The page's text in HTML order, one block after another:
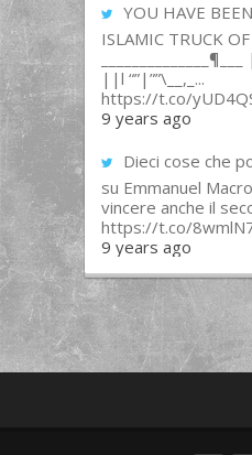
YOU HAVE
ISLAMIC TRUCK
||l “”|””\__,_...
https://t.co/
9 years ago
Dieci cose che
su Emmanuel
vincere anche il
https://t.co/
9 years ago